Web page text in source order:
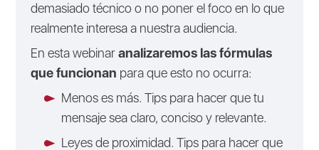
demasiado técnico o no poner el foco en lo que
realmente interesa a nuestra audiencia.
En esta webinaranalizaremos las fórmulas
que funcionan para que esto no ocurra:
Menos es más. Tips para hacer que tu
mensaje sea claro, conciso y relevante.
Leyes de proximidad. Tips para hacer que